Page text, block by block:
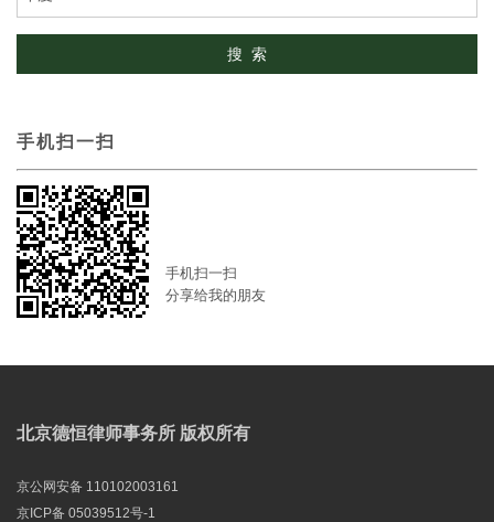
手机扫一扫
手机扫一扫
分享给我的朋友
北京德恒律师事务所 版权所有
京公网安备 110102003161
京ICP备 05039512号-1